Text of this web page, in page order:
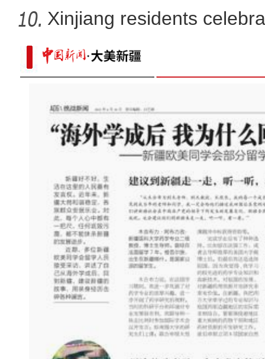
微电影：兵团检察故事汇
Xinjiang residents